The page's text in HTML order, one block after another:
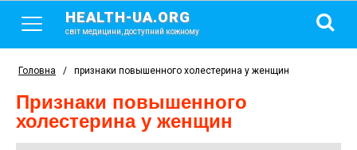
HEALTH-UA.ORG
світ медицини, доступний кожному
Головна / признаки повышенного холестерина у женщин
признаки повышенного
холестерина у женщин